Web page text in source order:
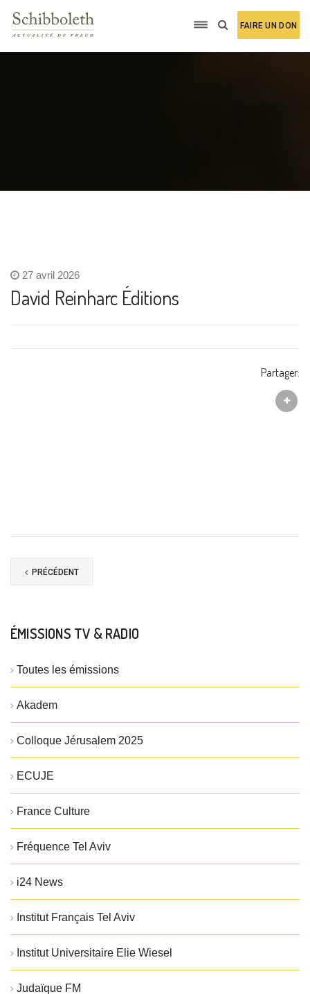
FAIRE UN DON
27 avril 2026
David Reinharc Éditions
Partager:
PRÉCÉDENT
ÉMISSIONS TV & RADIO
Toutes les émissions
Akadem
Colloque Jérusalem 2025
ECUJE
France Culture
Fréquence Tel Aviv
i24 News
Institut Français Tel Aviv
Institut Universitaire Elie Wiesel
Judaïque FM